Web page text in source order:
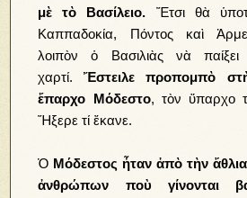
μὲ τὸ Βασίλειο. Ἔτσι θὰ
Καππαδοκία, Πόντος καὶ
λοιπὸν ὁ Βασιλιὰς νὰ παίξει
χαρτί.Ἔστειλε προπομπὸ
ἔπαρχο Μόδεστο, τὸν ὕπαρχο
Ἤξερε τί ἔκανε.
Ὁ Μόδεστος ἦταν ἀπὸ τὴν
ἀνθρώπων ποὺ γίνονται